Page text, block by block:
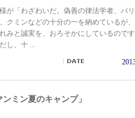
が「わざわいだ。偽善の律法学者、パ
クミンなどの十分の一を納めているが
みと誠実を、おろそかにしているので
し、十 ...
ミン夏のキャンプ」